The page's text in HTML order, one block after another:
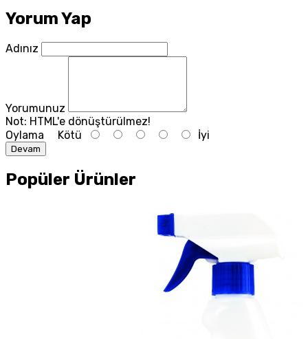
Yorum Yap
Adınız
Yorumunuz
Not: HTML'e dönüştürülmez!
Oylama Kötü İyi
Devam
Popüler Ürünler